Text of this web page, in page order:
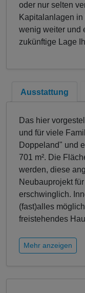
oder nur selten
Kapitalanlagen
wenig weiter und
zukünftige Lage
Ausstattung
Das hier
und für viele
Doppeland" und
701 m². Die
werden, diese
Neubauprojekt
erschwinglich.
(fast)alles
freistehendes
Mehr anzeigen